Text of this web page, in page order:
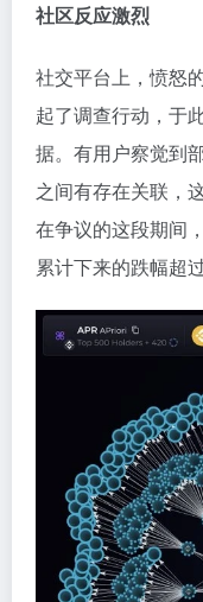
社区反应激烈
社交平台上，愤怒
起了调查行动，于
据。有用户察觉到
之间有存在关联，
在争议的这段期间
累计下来的跌幅超